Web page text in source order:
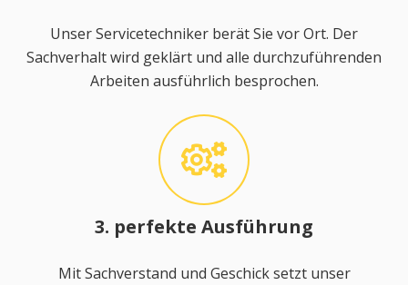
Unser Servicetechniker berät Sie vor Ort. Der
Sachverhalt wird geklärt und alle durchzuführenden
Arbeiten ausführlich besprochen.
3. perfekte Ausführung
Mit Sachverstand und Geschick setzt unser